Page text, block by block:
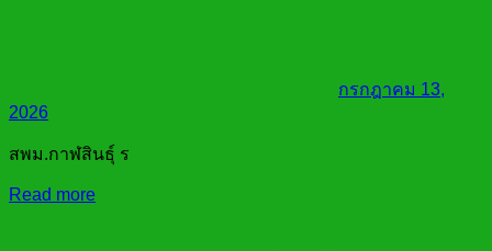
กรกฎาคม 13,
2026
สพม.กาฬสินธุ์ ร
Read more